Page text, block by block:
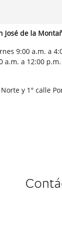
José de la
9:00 a.m. a
a.m. a 12:00 p.m.
y 1° calle